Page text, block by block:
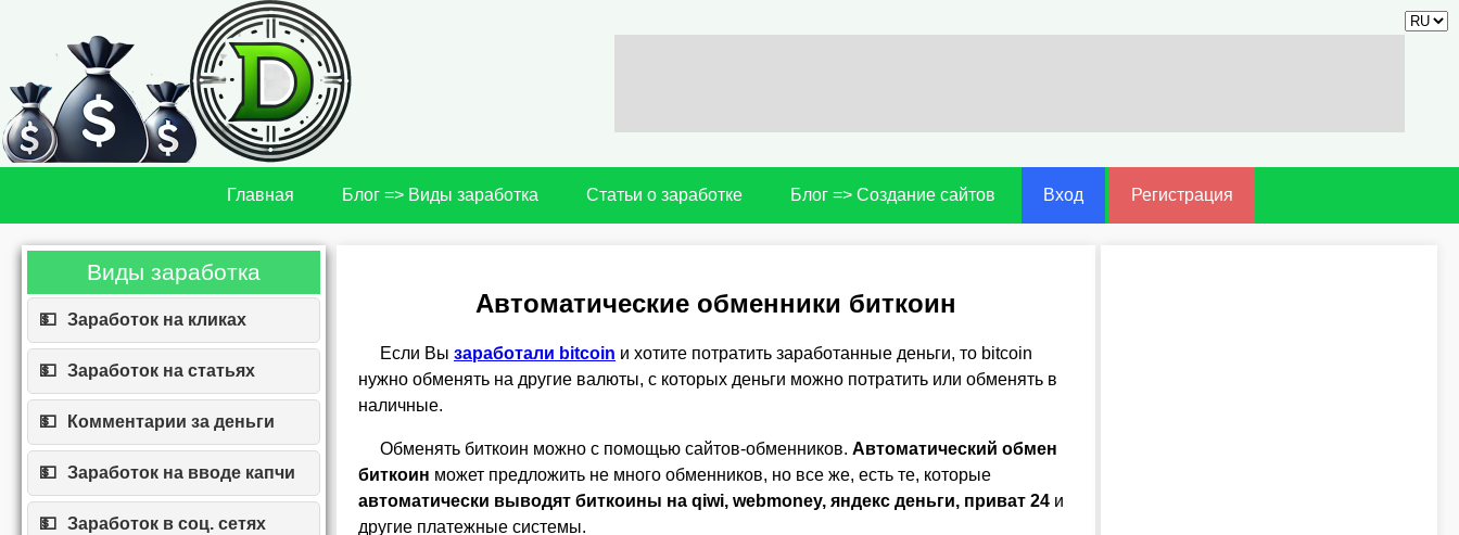
Главная Блог => Виды заработка Статьи о заработке Блог => Создание сайтов Вход Регистрация
Виды заработка
Заработок на кликах
Заработок на статьях
Комментарии за деньги
Заработок на вводе капчи
Заработок в соц. сетях
Автоматические обменники биткоин
Если Вы заработали bitcoin и хотите потратить заработанные деньги, то bitcoin
нужно обменять на другие валюты, с которых деньги можно потратить или обменять в
наличные.
Обменять биткоин можно с помощью сайтов-обменников. Автоматический обмен
биткоин может предложить не много обменников, но все же, есть те, которые
автоматически выводят биткоины на qiwi, webmoney, яндекс деньги, приват 24 и
другие платежные системы.